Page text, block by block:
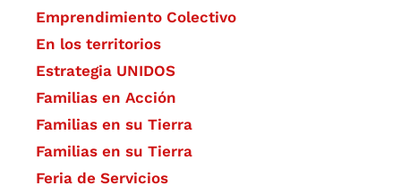
Emprendimiento Colectivo
En los territorios
Estrategia UNIDOS
Familias en Acción
Familias en su Tierra
Familias en su Tierra
Feria de Servicios